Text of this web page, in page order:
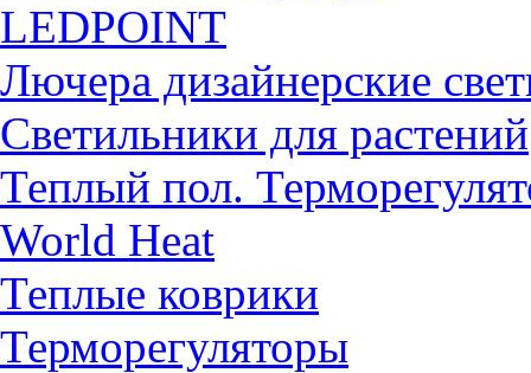
LEDPOINT
Лючера дизайнерские
Светильники для растений
Теплый пол.
World Heat
Теплые коврики
Терморегуляторы